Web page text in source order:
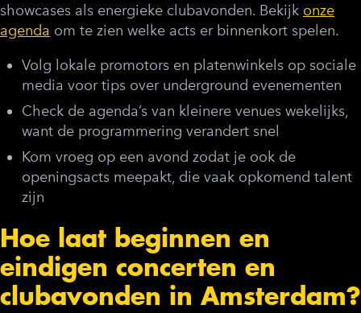
showcases als energieke clubavonden. Bekijk onze
agenda om te zien welke acts er binnenkort spelen.
Volg lokale promotors en platenwinkels op sociale
media voor tips over underground evenementen
Check de agenda’s van kleinere venues wekelijks,
want de programmering verandert snel
Kom vroeg op een avond zodat je ook de
openingsacts meepakt, die vaak opkomend talent
zijn
Hoe laat beginnen en
eindigen concerten en
clubavonden in Amsterdam?